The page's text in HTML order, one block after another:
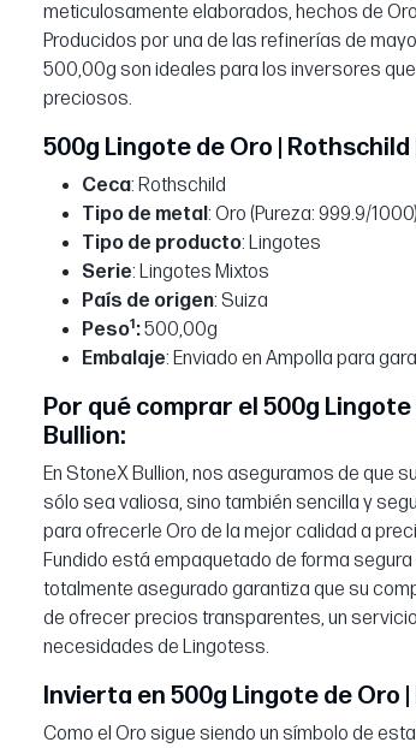
meticulosamente elaborados, hechos de
Producidos por una de las refinerías de
500,00g son ideales para los inversores
preciosos.
500g Lingote de Oro |
Ceca: Rothschild
Tipo de metal: Oro (Pureza: 999.9/1000)
Tipo de producto: Lingotes
Serie: Lingotes Mixtos
País de origen: Suiza
Peso1:500,00g
Embalaje: Enviado en Ampolla para
Por qué comprar el 500g
Bullion:
En StoneX Bullion, nos aseguramos de que
sólo sea valiosa, sino también sencilla y
para ofrecerle Oro de la mejor calidad a
Fundido está empaquetado de forma
totalmente asegurado garantiza que su
de ofrecer precios transparentes, un
necesidades de Lingotess.
Invierta en 500g Lingote de Oro |
Como el Oro sigue siendo un símbolo de